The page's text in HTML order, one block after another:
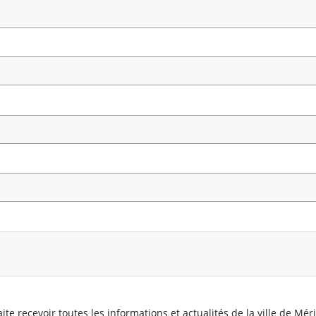
recevoir toutes les informations et actualités de la ville de